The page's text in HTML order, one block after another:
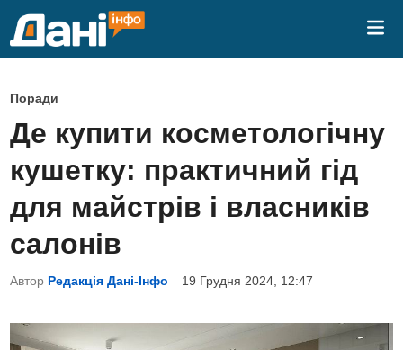
P
o
s
e
d
i
n
Поради
Де купити косметологічну
кушетку: практичний гід
для майстрів і власників
салонів
Автор Редакція Дані-Інфо 19 Грудня 2024, 12:47